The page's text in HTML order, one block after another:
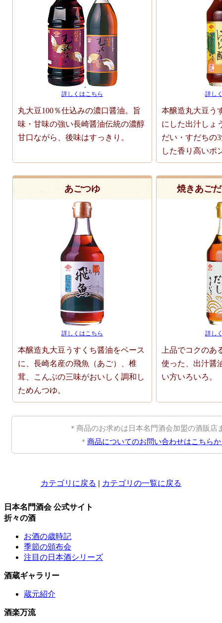
詳しくはこちら
丸大豆100％仕込みの濃口醤油。旨
味・甘味の強い長崎醤油伝統の濃醇
甘口ながら、後味はすっきり。
詳し
本醸造丸大豆う
にした出汁しょ
だい・すだちの
した香り高いポ
あごつゆ
詳しくはこちら
本醸造丸大豆うすくち醤油をベース
に、長崎名産の飛魚（あご）、椎
茸、こんぶの三味がおいしく調和し
ためんつゆ。
焼きあご
詳し
上品でコクのあ
使った、出汁醤
い方いろいろ。
＊商品のお求めは日本名門酒会加盟の酒販店
＊ 商品についてのお問い合わせはこちら
カテゴリに戻る | カテゴリの一覧に戻る
日本名門酒会 公式サイト
折々の酒
お酒の歳時記
季節の頒布会
注目の日本酒シリーズ
酒蔵ギャラリー
蔵元紹介
酒楽万流